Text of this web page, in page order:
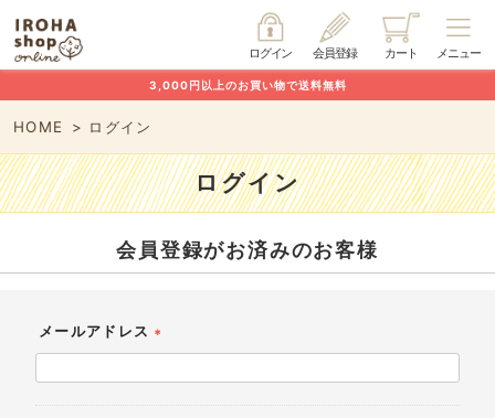
メニュー
カート
会員登録
ログイン
3,000円以上のお買い物で送料無料
HOME ログイン
ログイン
会員登録がお済みのお客様
メールアドレス
(必
須)